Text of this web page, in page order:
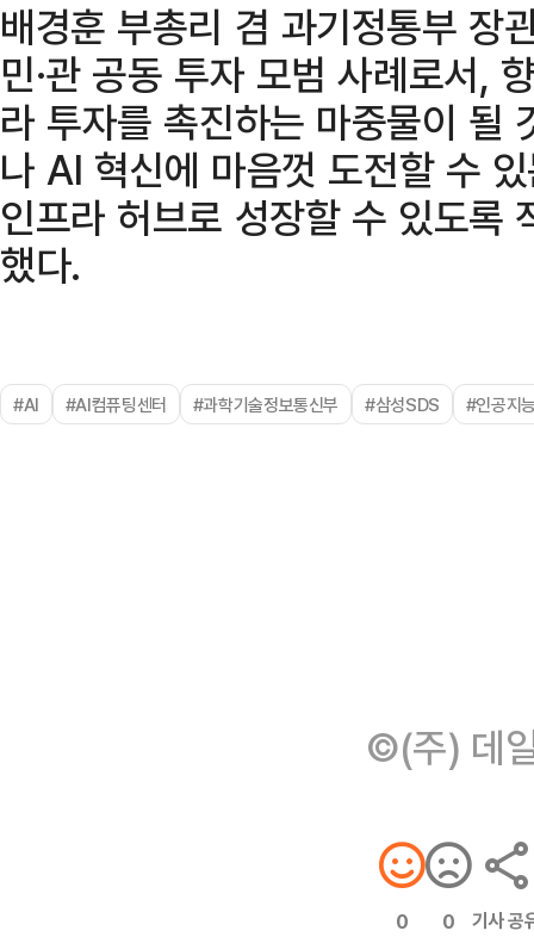
배경훈 부총리 겸 과기정통부 장
민·관 공동 투자 모범 사례로서,
라 투자를 촉진하는 마중물이 될
나 AI 혁신에 마음껏 도전할 수
인프라 허브로 성장할 수 있도록
했다.
#AI #AI컴퓨팅센터 #과학기술정보통신부 #삼성SDS #인공지
©(주) 데
0 0 기사 공